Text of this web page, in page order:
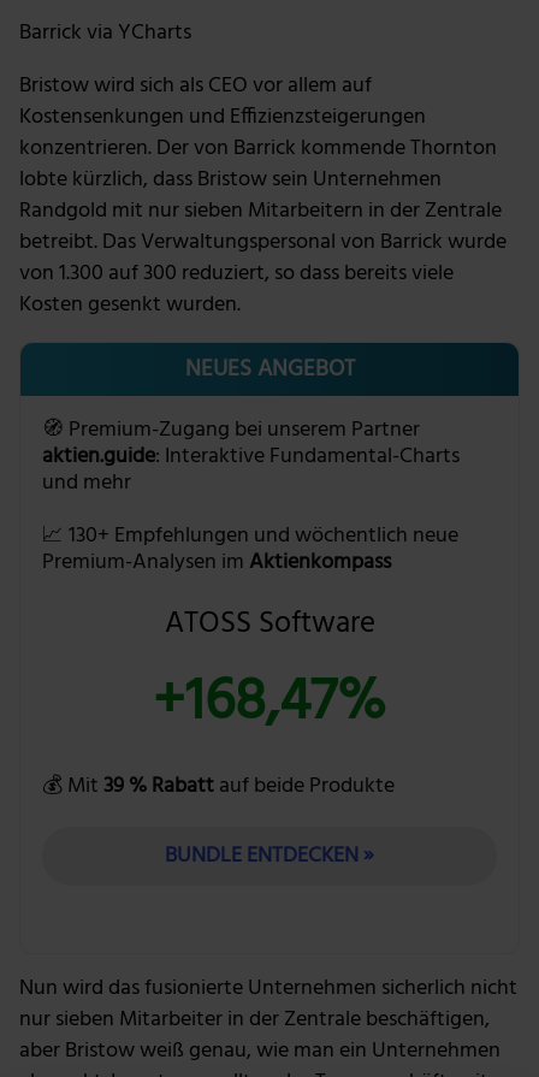
Barrick via YCharts
Bristow wird sich als CEO vor allem auf
Kostensenkungen und Effizienzsteigerungen
konzentrieren. Der von Barrick kommende Thornton
lobte kürzlich, dass Bristow sein Unternehmen
Randgold mit nur sieben Mitarbeitern in der Zentrale
betreibt. Das Verwaltungspersonal von Barrick wurde
von 1.300 auf 300 reduziert, so dass bereits viele
Kosten gesenkt wurden.
NEUES ANGEBOT
🧭 Premium-Zugang bei unserem Partner
aktien.guide: Interaktive Fundamental-Charts
und mehr
📈 130+ Empfehlungen und wöchentlich neue
Premium-Analysen im Aktienkompass
ATOSS Software
+168,47%
💰 Mit 39 % Rabattauf beide Produkte
BUNDLE ENTDECKEN »
Nun wird das fusionierte Unternehmen sicherlich nicht
nur sieben Mitarbeiter in der Zentrale beschäftigen,
aber Bristow weiß genau, wie man ein Unternehmen